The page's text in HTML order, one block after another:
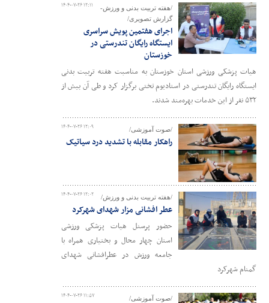
۱۴۰۴-۰۷-۲۶ ۱۲:۱۱
/هفته تربیت بدنی و ورزش-
گزارش تصویری/
اجرای هفتمین پویش سراسری
ایستگاه رایگان تندرستی در
خوزستان
هیات پزشکی ورزشی استان خوزستان به مناسبت هفته تربیت بدنی
ایستگاه رایگان تندرستی در استادیوم تختی برگزار کرد و طی آن بیش از
۵۳۲ نفر از این خدمات بهره‌مند شدند.
۱۴۰۴-۰۷-۲۶ ۱۲:۰۹ /صوت آموزشی/
راهکار مقابله با تشدید درد سیاتیک
۱۴۰۴-۰۷-۲۶ ۱۲:۰۲ /هفته تربیت بدنی و ورزش/
عطر افشانی مزار شهدای شهرکرد
حضور پرسنل هیات پزشکی ورزشی
استان چهار محال و بختیاری همراه با
جامعه ورزش در عطرافشانی شهدای
گمنام شهرکرد
۱۴۰۴-۰۷-۲۶ ۱۱:۵۷ /صوت آموزشی/